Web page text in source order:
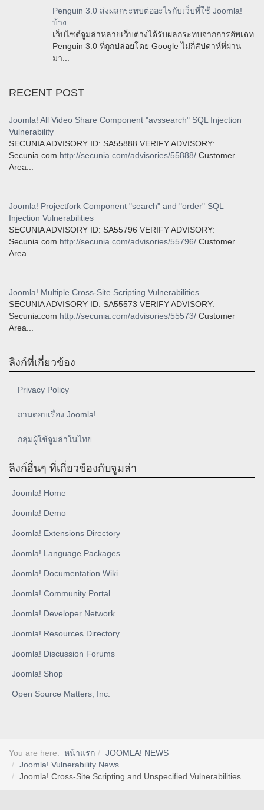
Penguin 3.0 ส่งผลกระทบต่ออะไรกับเว็บที่ใช้ Joomla!
บ้าง
เว็บไซต์จูมล่าหลายเว็บต่างได้รับผลกระทบจากการอัพเดท
Penguin 3.0 ที่ถูกปล่อยโดย Google ไม่กี่สัปดาห์ที่ผ่าน
มา...
RECENT POST
Joomla! All Video Share Component "avssearch" SQL Injection
Vulnerability
SECUNIA ADVISORY ID: SA55888 VERIFY ADVISORY:
Secunia.com http://secunia.com/advisories/55888/ Customer
Area...
Joomla! Projectfork Component "search" and "order" SQL
Injection Vulnerabilities
SECUNIA ADVISORY ID: SA55796 VERIFY ADVISORY:
Secunia.com http://secunia.com/advisories/55796/ Customer
Area...
Joomla! Multiple Cross-Site Scripting Vulnerabilities
SECUNIA ADVISORY ID: SA55573 VERIFY ADVISORY:
Secunia.com http://secunia.com/advisories/55573/ Customer
Area...
ลิงก์ที่เกี่ยวข้อง
Privacy Policy
ถามตอบเรื่อง Joomla!
กลุ่มผู้ใช้จูมล่าในไทย
ลิงก์อื่นๆ ที่เกี่ยวข้องกับจูมล่า
Joomla! Home
Joomla! Demo
Joomla! Extensions Directory
Joomla! Language Packages
Joomla! Documentation Wiki
Joomla! Community Portal
Joomla! Developer Network
Joomla! Resources Directory
Joomla! Discussion Forums
Joomla! Shop
Open Source Matters, Inc.
You are here: หน้าแรก
JOOMLA! NEWS
Joomla! Vulnerability News
Joomla! Cross-Site Scripting and Unspecified Vulnerabilities